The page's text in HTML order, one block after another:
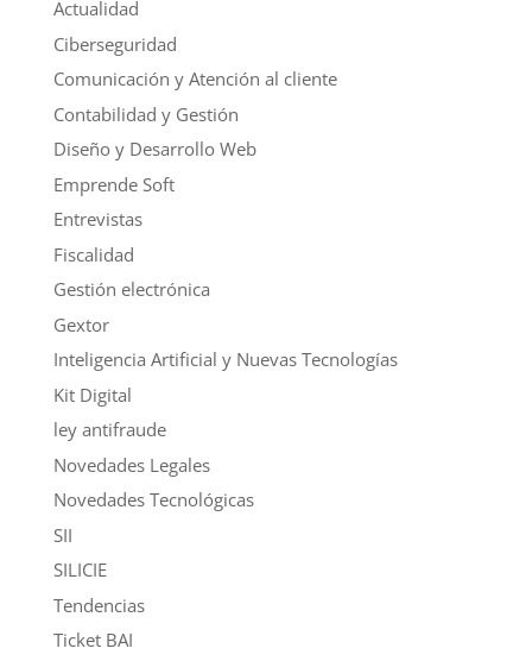
Actualidad
Ciberseguridad
Comunicación y Atención al cliente
Contabilidad y Gestión
Diseño y Desarrollo Web
Emprende Soft
Entrevistas
Fiscalidad
Gestión electrónica
Gextor
Inteligencia Artificial y Nuevas Tecnologías
Kit Digital
ley antifraude
Novedades Legales
Novedades Tecnológicas
SII
SILICIE
Tendencias
Ticket BAI